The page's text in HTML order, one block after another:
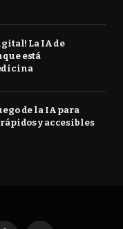
La IA de
está
de la IA para
y accesibles